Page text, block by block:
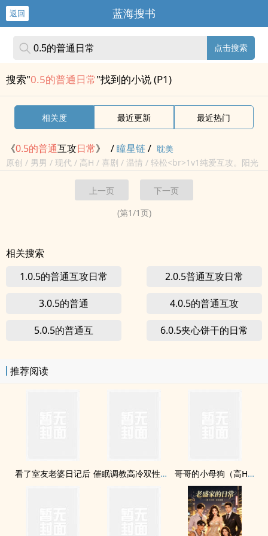
返回 蓝海搜书
点击搜索
搜索"0.5的普通日常"找到的小说 (P1)
相关度 最近更新 最近热门
《0.5的普通互攻日常》 /瞳星链/ 耽美
原创 / 男男 / 现代 / 高H / 喜剧 / 温情 / 轻松<br>1v1纯爱互攻。阳光
恋爱同居日常。非强强，非双处。<br>
故事。<br>
上一页
下一页
(第1/1页)
相关搜索
1.0.5的普通互攻日常
2.0.5普通互攻日常
3.0.5的普通 4.0.5的普通互攻
5.0.5的普通互 6.0.5夹心饼干的日常
推荐阅读
看了室友老婆日记后 催眠调教高冷双性美人室友 哥哥的小母狗（高H SM 真骨科）